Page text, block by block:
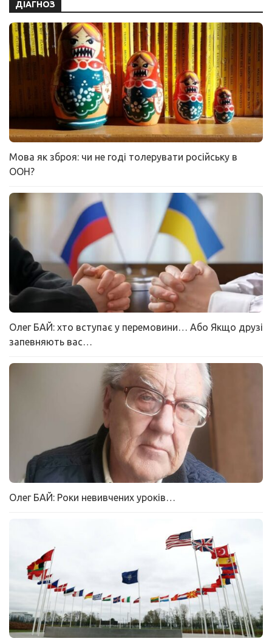
ДІАГНОЗ
Мова як зброя: чи не годі толерувати російську в
ООН?
Олег БАЙ: хто вступає у перемовини… Або Якщо друзі
запевняють вас…
Олег БАЙ: Роки невивчених уроків…